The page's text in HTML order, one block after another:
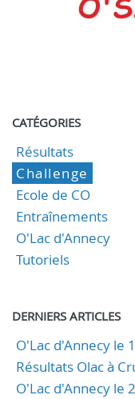
CATÉGORIES
Résultats
Challenge
Ecole de CO
Entraînements
O'Lac d'Annecy
Tutoriels
DERNIERS ARTICLES
O'Lac d'Annecy le
Résultats Olac à
O'Lac d'Annecy le